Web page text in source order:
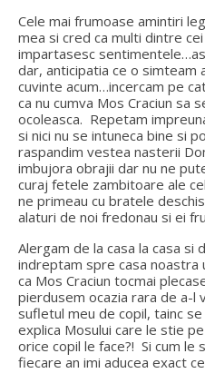
Cele mai frumoase amintiri
mea si cred ca multi dintre
impartasesc
dar, anticipatia ce o simteam
cuvinte acum…incercam pe
ca nu cumva Mos Craciun sa
ocoleasca. Repetam
si nici nu se intuneca bine si
raspandim vestea nasterii
imbujora obrajii dar nu ne
curaj fetele zambitoare ale
ne primeau cu bratele
alaturi de noi fredonau si ei
Alergam de la casa la casa si
indreptam spre casa noastra
ca Mos Craciun tocmai
pierdusem ocazia rara de a-l
sufletul meu de copil, tainc
explica Mosului care le stie
orice copil le face?! Si cum
fiecare an imi aducea exact